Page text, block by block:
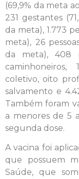
(69,9% da meta
231 gestantes
da meta), 1.773
meta), 26
da meta), 408
coletivo, oito
salvamento e
Também foram
a menores de 5
segunda dose.
A vacina foi
que possuem
Saúde, que